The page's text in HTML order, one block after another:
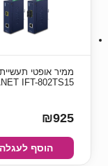
ממיר אופטי
IFT-802TS15
₪925
הוסף לעגלה